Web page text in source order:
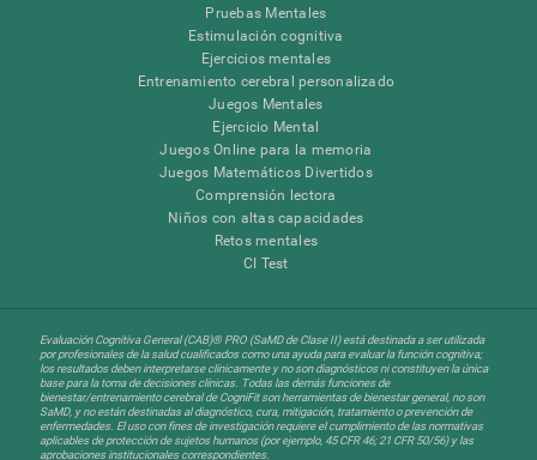
Pruebas Mentales
Estimulación cognitiva
Ejercicios mentales
Entrenamiento cerebral personalizado
Juegos Mentales
Ejercicio Mental
Juegos Online para la memoria
Juegos Matemáticos Divertidos
Comprensión lectora
Niños con altas capacidades
Retos mentales
CI Test
Evaluación Cognitiva General (CAB)® PRO (SaMD de Clase II) está destinada a ser utilizada
por profesionales de la salud cualificados como una ayuda para evaluar la función cognitiva;
los resultados deben interpretarse clínicamente y no son diagnósticos ni constituyen la única
base para la toma de decisiones clínicas. Todas las demás funciones de
bienestar/entrenamiento cerebral de CogniFit son herramientas de bienestar general, no son
SaMD, y no están destinadas al diagnóstico, cura, mitigación, tratamiento o prevención de
enfermedades. El uso con fines de investigación requiere el cumplimiento de las normativas
aplicables de protección de sujetos humanos (por ejemplo, 45 CFR 46; 21 CFR 50/56) y las
aprobaciones institucionales correspondientes.